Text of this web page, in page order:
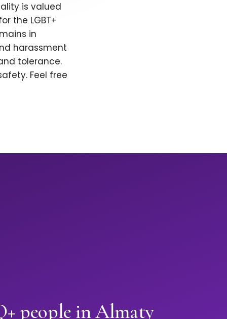
is valued
the LGBT+
in
harassment
tolerance.
Feel free
people in Almaty